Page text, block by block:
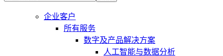
企业客户
所有服务
数字及产品解决方案
人工智能与数据分析